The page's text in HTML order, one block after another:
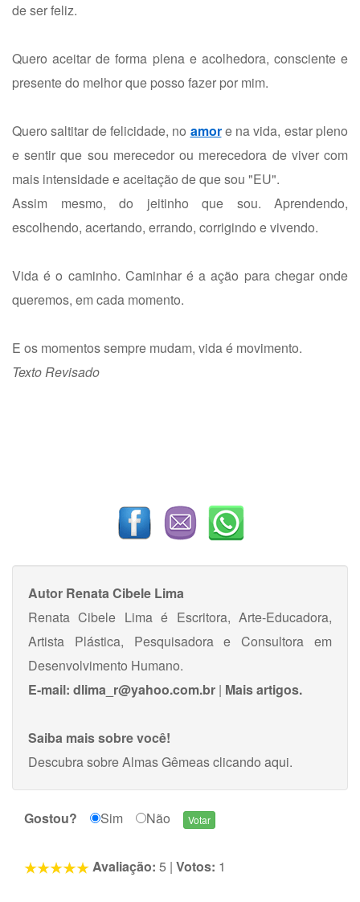
de ser feliz.
Quero aceitar de forma plena e acolhedora, consciente e
presente do melhor que posso fazer por mim.
Quero saltitar de felicidade, no amore na vida, estar pleno
e sentir que sou merecedor ou merecedora de viver com
mais intensidade e aceitação de que sou "EU".
Assim mesmo, do jeitinho que sou. Aprendendo,
escolhendo, acertando, errando, corrigindo e vivendo.
Vida é o caminho. Caminhar é a ação para chegar onde
queremos, em cada momento.
E os momentos sempre mudam, vida é movimento.
Texto Revisado
Autor Renata Cibele Lima
Renata Cibele Lima é Escritora, Arte-Educadora,
Artista Plástica, Pesquisadora e Consultora em
Desenvolvimento Humano.
E-mail: dlima_r@yahoo.com.br | Mais artigos.
Saiba mais sobre você!
Descubra sobre Almas Gêmeasclicando aqui.
Gostou? Sim Não
Avaliação: 5 | Votos: 1